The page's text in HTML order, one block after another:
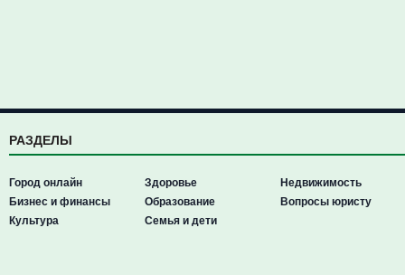
РАЗДЕЛЫ
Город онлайн
Бизнес и финансы
Культура
Здоровье
Образование
Семья и дети
Недвижимость
Вопросы юристу